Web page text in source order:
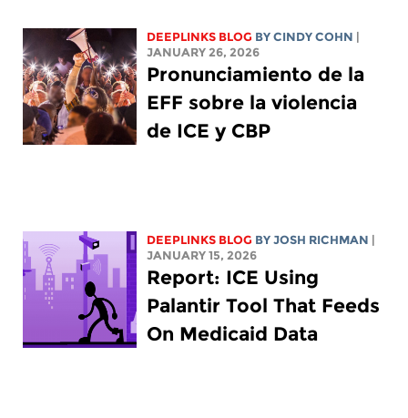
DEEPLINKS BLOG BY CINDY COHN
JANUARY 26, 2026
Pronunciamiento de la
EFF sobre la violencia
de ICE y CBP
DEEPLINKS BLOG BYJOSH RICHMAN
JANUARY 15, 2026
Report: ICE Using
Palantir Tool That Feeds
On Medicaid Data